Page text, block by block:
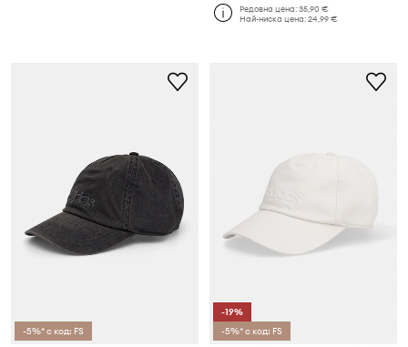
Редовна цена:35,90 €
Най-ниска цена:24,99 €
-5%* с код: FS
-19%
-5%* с код: FS